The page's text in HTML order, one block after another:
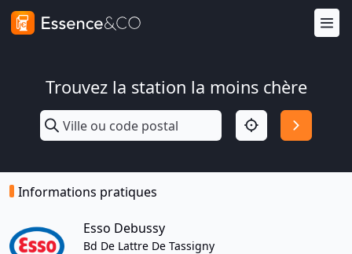
Trouvez la station la moins chère
Informations pratiques
Esso Debussy
Bd De Lattre De Tassigny